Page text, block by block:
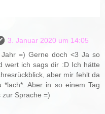
3. Januar 2020 um 14:05
=) Gerne doch <3 Ja so
wert ich sags dir :D Ich hätte
aber mir fehlt da
*lach*. Aber in so einem Tag
zur Sprache =)